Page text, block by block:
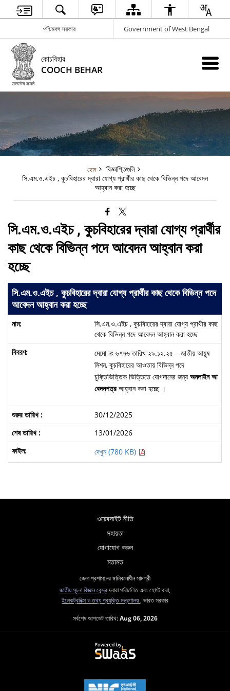
পশ্চিমবঙ্গ সরকার Government of West Bengal
কোচবিহার
COOCH BEHAR
হোম
বিজ্ঞাপ্তিগুলি
সি.এম.ও.এইচ , কুচবিহারের দ্বারা যোগ্য প্রার্থীর কাছ থেকে বিভিন্ন পদে আবেদন
আহ্বান করা হচ্ছে
সি.এম.ও.এইচ , কুচবিহারের দ্বারা যোগ্য প্রার্থীর
কাছ থেকে বিভিন্ন পদে আবেদন আহ্বান করা
হচ্ছে
সি.এম.ও.এইচ , কুচবিহারের দ্বারা যোগ্য প্রার্থীর কাছ থেকে বিভিন্ন পদে
আবেদন আহ্বান করা হচ্ছে
সি.এম.ও.এইচ , কুচবিহারের দ্বারা যোগ্য প্রার্থীর কাছ
থেকে বিভিন্ন পদে আবেদন আহ্বান করা হচ্ছে
মেমো নং ৬৭৭৬ তারিখ ২৯.১২.২৫ – জাতীয় আয়ুষ
মিশন, কুচবিহারের আওতায় বিভিন্ন পদে
চুক্তিভিত্তিক ভিত্তিতে যোগদানের জন্য অনলাইন আ
বেদনপত্রআহ্বান করা হচ্ছে ।
30/12/2025
13/01/2026
দেখুন (780 KB)
ওয়েবসাইট নীতি
সহায়তা
যোগাযোগ করুন
মতামত
জেলা প্রশাসনের মালিকানাধীন সামগ্রী
জাতীয় সূচনা বিজ্ঞান কেন্দ্রদ্বারা পরিচালিত এবং হোস্ট করা,
ইলেকট্রনিক্স ও তথ্য প্রযুক্তি মন্ত্রণালয় , ভারত সরকার
সর্বশেষ আপডেট তারিখ:Aug 06, 2026